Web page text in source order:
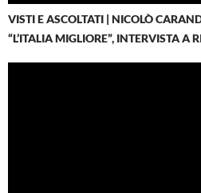
VISTI E ASCOLTATI | NICOLÒ
“L’ITALIA MIGLIORE”, INTERVISTA A